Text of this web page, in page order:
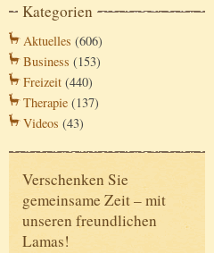
Kategorien
Aktuelles (606)
Business (153)
Freizeit (440)
Therapie (137)
Videos (43)
Verschenken Sie
gemeinsame Zeit – mit
unseren freundlichen
Lamas!